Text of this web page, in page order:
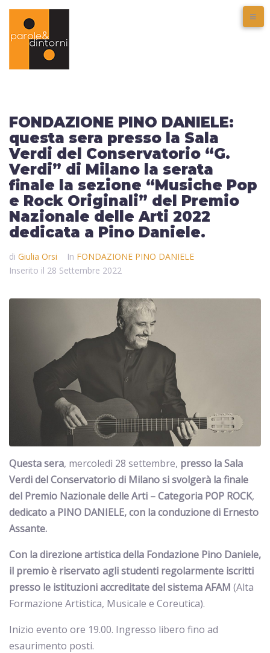
FONDAZIONE PINO DANIELE:
questa sera presso la Sala
Verdi del Conservatorio “G.
Verdi” di Milano la serata
finale la sezione “Musiche Pop
e Rock Originali” del Premio
Nazionale delle Arti 2022
dedicata a Pino Daniele.
di Giulia Orsi In FONDAZIONE PINO DANIELE
Inserito il 28 Settembre 2022
Questa sera, mercoledì 28 settembre, presso la Sala
Verdi del Conservatorio di Milano si svolgerà la finale
del Premio Nazionale delle Arti – Categoria POP ROCK,
dedicato a PINO DANIELE, con la conduzione di Ernesto
Assante.
Con la direzione artistica della Fondazione Pino Daniele,
il premio è riservato agli studenti regolarmente iscritti
presso le istituzioni accreditate del sistema AFAM (Alta
Formazione Artistica, Musicale e Coreutica).
Inizio evento ore 19.00. Ingresso libero fino ad
esaurimento posti.